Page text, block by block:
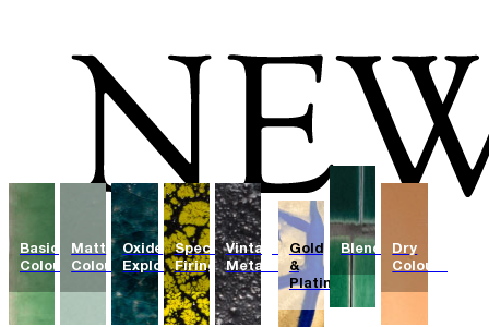
Basic
Colours
Matt
Colours
Oxide
Explosions
Special
Firing
Vintage
Metallics
Gold
&
Platinum
Blends
Dry
Colours